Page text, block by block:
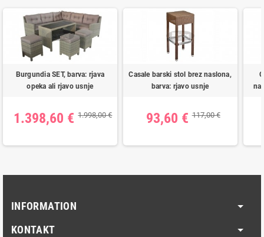
Burgundia SET, barva: rjava
opeka ali rjavo usnje
1.398,60 € 1.998,00 €
Casale barski stol brez naslona,
barva: rjavo usnje
93,60 € 117,00 €
INFORMATION
KONTAKT